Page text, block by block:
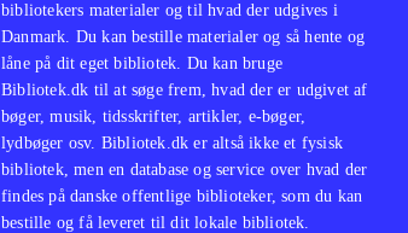
bibliotekers materialer og til hvad der udgives i
Danmark. Du kan bestille materialer og så hente og
låne på dit eget bibliotek. Du kan bruge
Bibliotek.dk til at søge frem, hvad der er udgivet af
bøger, musik, tidsskrifter, artikler, e-bøger,
lydbøger osv. Bibliotek.dk er altså ikke et fysisk
bibliotek, men en database og service over hvad der
findes på danske offentlige biblioteker, som du kan
bestille og få leveret til dit lokale bibliotek.